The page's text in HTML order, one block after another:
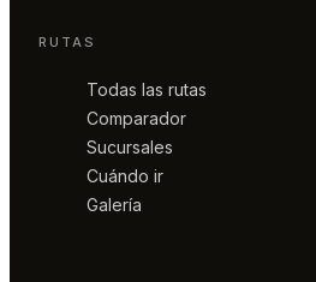
RUTAS
Todas las rutas
Comparador
Sucursales
Cuándo ir
Galería